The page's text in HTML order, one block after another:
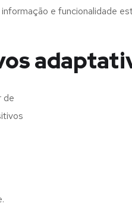
e funcionalidade
de